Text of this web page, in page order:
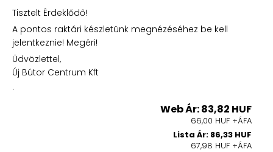
Tisztelt Érdeklődő!
A pontos raktári készletünk megnézéséhez be kell
jelentkeznie! Megéri!
Üdvözlettel,
Új Bútor Centrum Kft
.
Web Ár: 83,82 HUF
66,00 HUF +ÁFA
Lista Ár: 86,33 HUF
67,98 HUF +ÁFA